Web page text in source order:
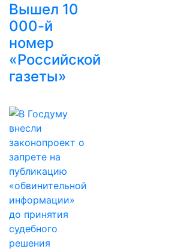
Вышел 10
000-й
номер
«Российской
газеты»